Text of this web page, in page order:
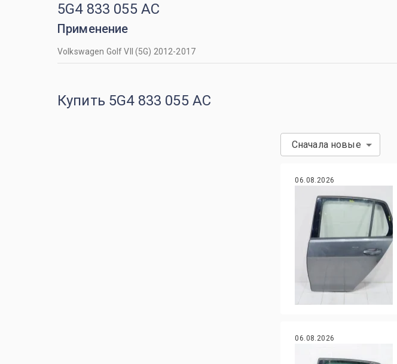
5G4 833 055 AC
Применение
Volkswagen Golf VII (5G) 2012-2017
Купить 5G4 833 055 AC
Сначала новые
06.08.2026
06.08.2026